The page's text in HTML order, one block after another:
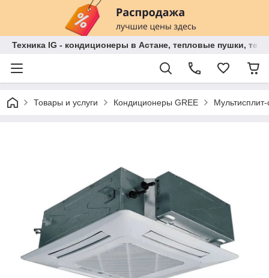
Техника IG - кондиционеры в Астане, тепловые пушки,
Товары и услуги Кондиционеры GREE